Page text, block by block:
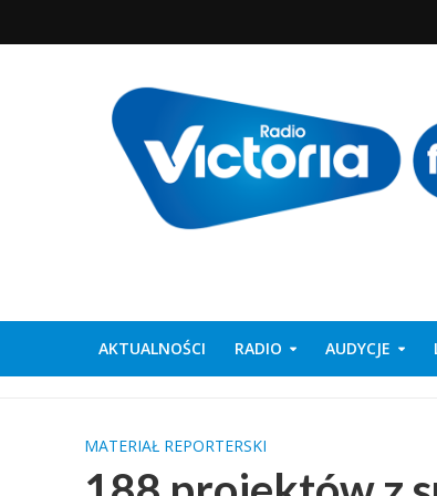
AKTUALNOŚCI RADIO AUDYCJE
MATERIAŁ REPORTERSKI